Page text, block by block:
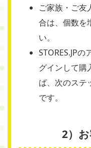
ご家族・ご友
合は、個数を
い。
STORES.JP
グインして購
ば、次のステ
です。
2）